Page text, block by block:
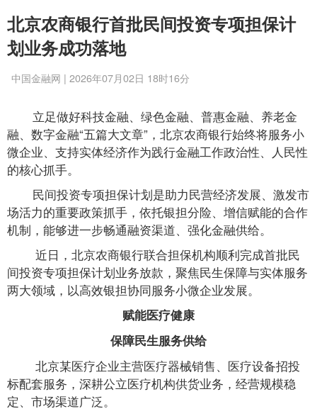
北京农商银行首批民间投资专项担保计
划业务成功落地
中国金融网 | 2026年07月02日 18时16分
立足做好科技金融、绿色金融、普惠金融、养老金
融、数字金融“五篇大文章”，北京农商银行始终将服务小
微企业、支持实体经济作为践行金融工作政治性、人民性
的核心抓手。
民间投资专项担保计划是助力民营经济发展、激发市
场活力的重要政策抓手，依托银担分险、增信赋能的合作
机制，能够进一步畅通融资渠道、强化金融供给。
近日，北京农商银行联合担保机构顺利完成首批民
间投资专项担保计划业务放款，聚焦民生保障与实体服务
两大领域，以高效银担协同服务小微企业发展。
赋能医疗健康
保障民生服务供给
北京某医疗企业主营医疗器械销售、医疗设备招投
标配套服务，深耕公立医疗机构供货业务，经营规模稳
定、市场渠道广泛。